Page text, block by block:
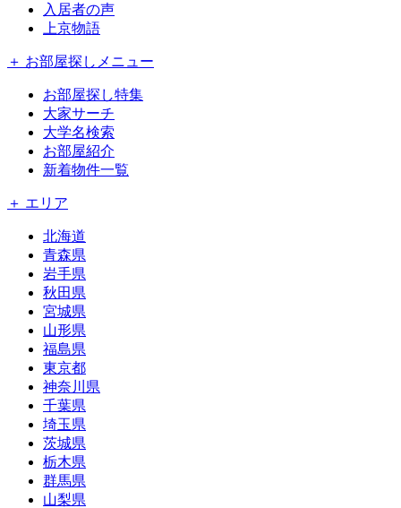
入居者の声
上京物語
＋ お部屋探しメニュー
お部屋探し特集
大家サーチ
大学名検索
お部屋紹介
新着物件一覧
＋ エリア
北海道
青森県
岩手県
秋田県
宮城県
山形県
福島県
東京都
神奈川県
千葉県
埼玉県
茨城県
栃木県
群馬県
山梨県